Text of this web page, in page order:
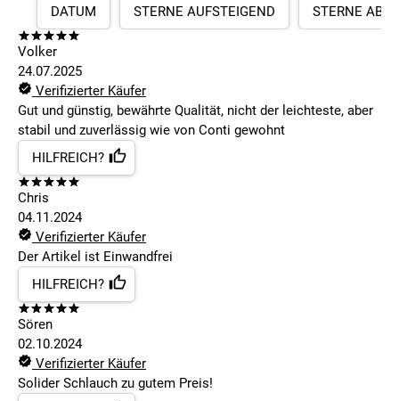
DATUM
STERNE AUFSTEIGEND STERNE
Volker
24.07.2025
Verifizierter Käufer
Gut und günstig, bewährte Qualität, nicht der leichteste, aber
stabil und zuverlässig wie von Conti gewohnt
HILFREICH?
Chris
04.11.2024
Verifizierter Käufer
Der Artikel ist Einwandfrei
HILFREICH?
Sören
02.10.2024
Verifizierter Käufer
Solider Schlauch zu gutem Preis!